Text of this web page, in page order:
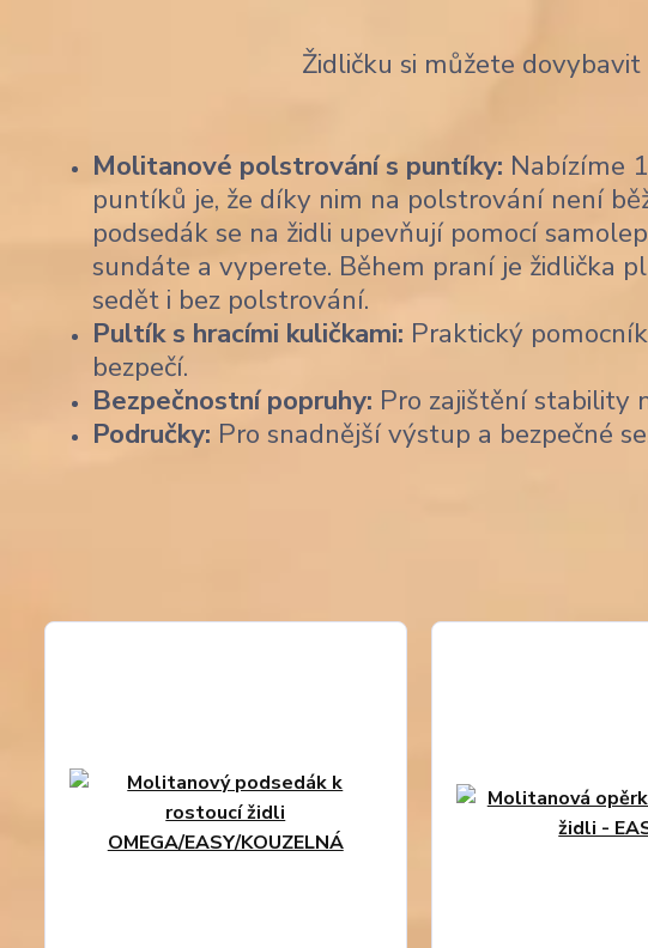
Židličku si můžete
Molitanové polstrování s puntíky: Nabízíme
puntíků je, že díky nim na polstrování není
podsedák se na židli upevňují pomocí
sundáte a vyperete. Během praní je židlička
sedět i bez polstrování.
Pultík s hracími kuličkami: Praktický
bezpečí.
Bezpečnostní popruhy: Pro zajištění stability
Područky: Pro snadnější výstup a bezpečné